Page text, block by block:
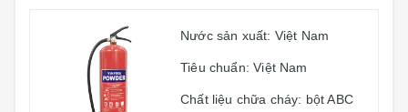
Nước sản xuất: Việt Nam
Tiêu chuẩn: Việt Nam
Chất liệu chữa cháy: bột ABC